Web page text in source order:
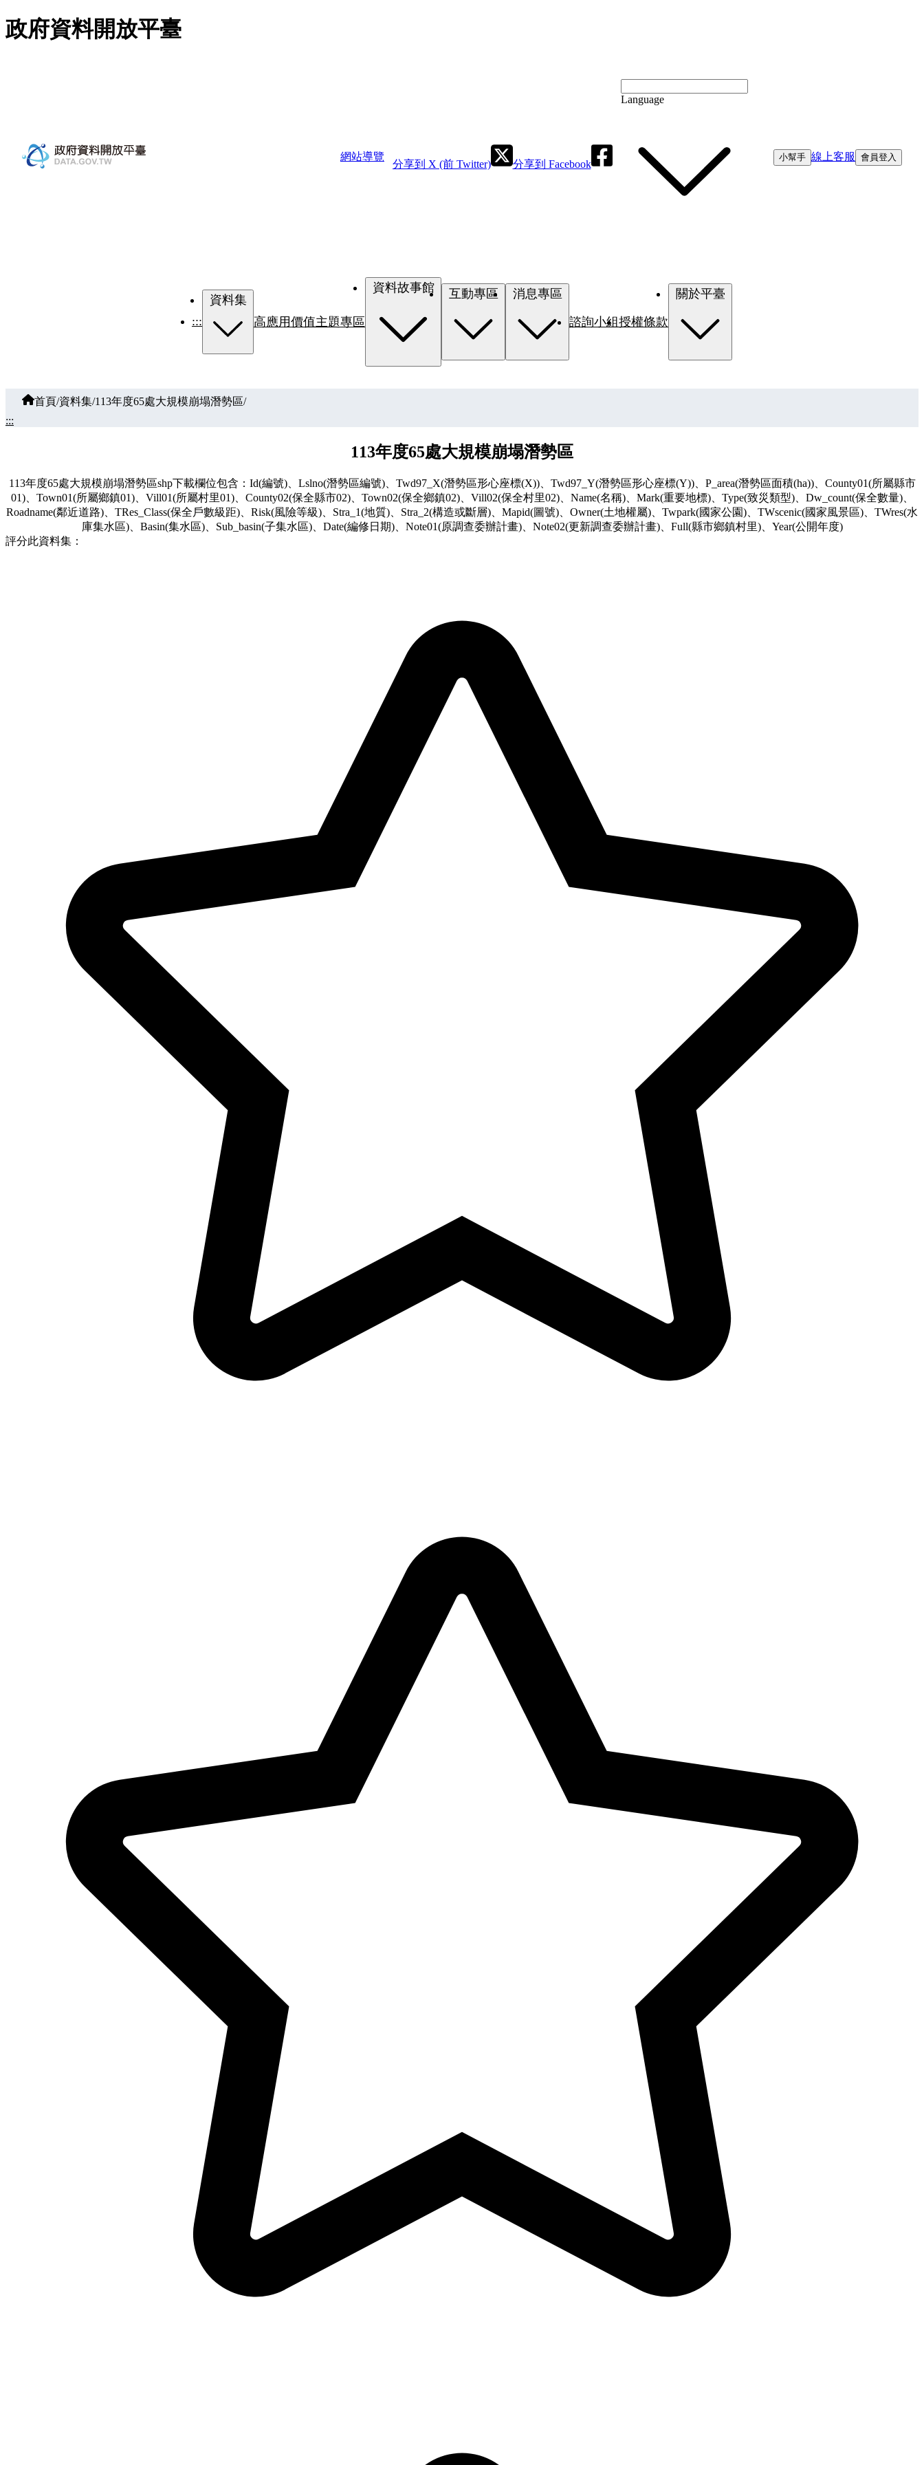
跳至主要內容
政府資料開放平臺
網站導覽
分享到 X (前 Twitter) 分享到 Facebook
Language
小幫手 線上客服 會員登入
:::
資料集
高應用價值主題專區
資料故事館
諮詢小組授權條款
首頁/資料集/113年度65處大規模崩塌潛勢區/
:::
113年度65處大規模崩塌潛勢區
113年度65處大規模崩塌潛勢區shp下載欄位包含：Id(編號)、Lslno(潛勢區編號)、Twd97_X(潛勢區形心座標(X))、Twd97_Y(潛勢區形心座標(Y))、P_area(潛勢區面積(ha))、County01(所屬縣市
01)、Town01(所屬鄉鎮01)、Vill01(所屬村里01)、County02(保全縣市02)、Town02(保全鄉鎮02)、Vill02(保全村里02)、Name(名稱)、Mark(重要地標)、Type(致災類型)、Dw_count(保全數量)、
Roadname(鄰近道路)、TRes_Class(保全戶數級距)、Risk(風險等級)、Stra_1(地質)、Stra_2(構造或斷層)、Mapid(圖號)、Owner(土地權屬)、Twpark(國家公園)、TWscenic(國家風景區)、TWres(水
庫集水區)、Basin(集水區)、Sub_basin(子集水區)、Date(編修日期)、Note01(原調查委辦計畫)、Note02(更新調查委辦計畫)、Full(縣市鄉鎮村里)、Year(公開年度)
評分此資料集：